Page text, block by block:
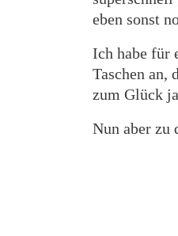
eben sonst
Ich habe für
Taschen an,
zum Glück
Nun aber zu